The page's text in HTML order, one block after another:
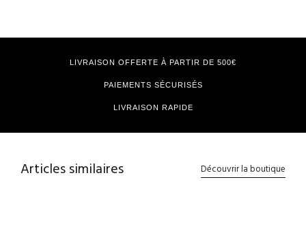
LIVRAISON OFFERTE À PARTIR DE 500€
PAIEMENTS SÉCURISÉS
LIVRAISON RAPIDE
Articles similaires Découvrir la boutique